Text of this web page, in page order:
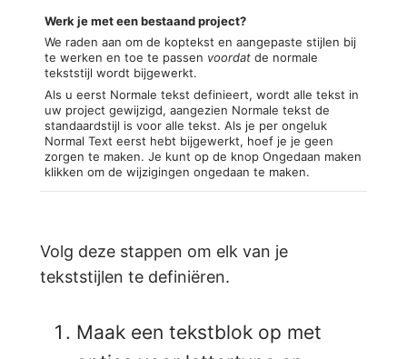
Werk je met een bestaand project?
We raden aan om de koptekst en aangepaste stijlen bij
te werken en toe te passen voordat de normale
tekststijl wordt bijgewerkt.
Als u eerst Normale tekst definieert, wordt alle tekst in
uw project gewijzigd, aangezien Normale tekst de
standaardstijl is voor alle tekst. Als je per ongeluk
Normal Text eerst hebt bijgewerkt, hoef je je geen
zorgen te maken. Je kunt op de knop Ongedaan maken
klikken om de wijzigingen ongedaan te maken.
Volg deze stappen om elk van je
tekststijlen te definiëren.
Maak een tekstblok op met